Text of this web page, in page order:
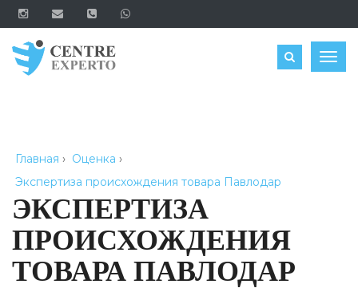
ЗАКАЗАТЬ
Главная › Оценка ›
Экспертиза происхождения товара Павлодар
ЭКСПЕРТИЗА
ПРОИСХОЖДЕНИЯ
ТОВАРА ПАВЛОДАР